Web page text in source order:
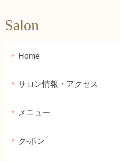
Salon
Home
サロン情報・アクセス
メニュー
ク-ポン